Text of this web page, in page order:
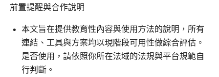
前置提醒與合作說明
本文旨在提供教育性內容與使用方法的說明，所有
連結、工具與方案均以現階段可用性做綜合評估。
是否使用，請依照你所在法域的法規與平台規範自
行判斷。